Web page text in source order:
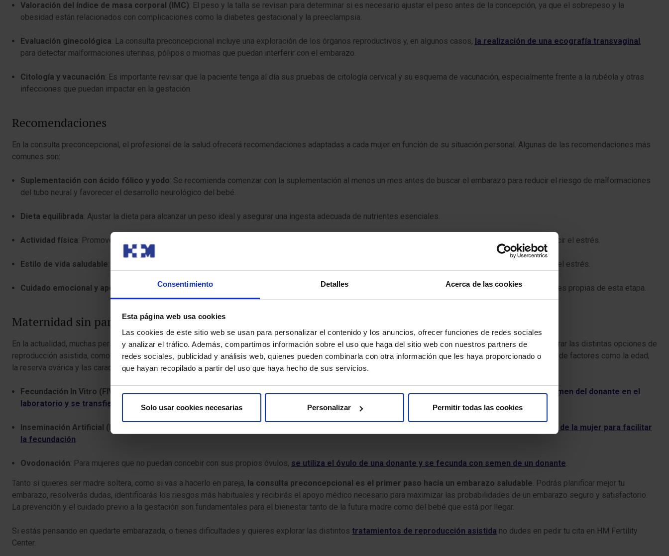
Consentimiento Detalles Acerca de las cookies
Esta página web usa cookies
Las cookies de este sitio web se usan para personalizar el contenido y los anuncios, ofrecer funciones de redes sociales
y analizar el tráfico. Además, compartimos información sobre el uso que haga del sitio web con nuestros partners de
redes sociales, publicidad y análisis web, quienes pueden combinarla con otra información que les haya proporcionado o
que hayan recopilado a partir del uso que haya hecho de sus servicios.
Solo usar cookies necesarias Personalizar Permitir todas las cookies
Valoración del índice de masa corporal (IMC): El peso y la talla se revisan para determinar si es necesario ajustar el peso antes de la concepción, ya que el sobrepeso y la
obesidad están relacionados con complicaciones como la diabetes gestacional y la preeclampsia.
Evaluación ginecológica: La consulta preconcepcional incluye una exploración de los órganos reproductivos y, en algunos casos, la realización de una ecografía transvaginal ,
para detectar malformaciones uterinas, pólipos o miomas que puedan interferir con el embarazo.
Citología y vacunación: Es importante revisar que la paciente tenga al día sus pruebas de citología cervical y su esquema de vacunación, especialmente frente a la rubéola y otras
infecciones que puedan impactar en la gestación.
Recomendaciones
En la consulta preconcepcional, el profesional de la salud ofrecerá recomendaciones adaptadas a cada mujer en función de su situación personal. Algunas de las recomendaciones más
comunes son:
Suplementación con ácido fólico y yodo: Se recomienda comenzar con la suplementación al menos un mes antes de buscar el embarazo para reducir el riesgo de malformaciones
del tubo neural y favorecer el desarrollo neurológico del bebé.
Dieta equilibrada: Ajustar la dieta para alcanzar un peso ideal y asegurar una ingesta adecuada de nutrientes esenciales.
Actividad física: Promover la práctica regular de ejercicio de bajo impacto como caminatas o yoga, que contribuyen a mantener un peso saludable y a reducir el estrés.
Estilo de vida saludable: Evitar el consumo de alcohol, tabaco y drogas. También es importante limitar el consumo de cafeína y gestionar adecuadamente el estrés.
Cuidado emocional y apoyo psicológico: Si es necesario, se recomendará la búsqueda de apoyo emocional para manejar la ansiedad y las preocupaciones propias de esta etapa.
Maternidad sin pareja
En la actualidad, muchas personas optan por ser madres sin pareja. En estos casos, la consulta preconcepcional también es fundamental, ya que permite valorar las distintas opciones de
reproducción asistida, como la fecundación in vitro o la inseminación artificial con semen de donante, o la ovodonación. La elección de una técnica dependerá de factores como la edad,
la reserva ovárica y las características de la paciente.
Fecundación In Vitro (FIV) : Indicada para mujeres de mayor edad o con baja reserva ovárica.Se extraen los óvulos de la mujer, se fertilizan con el semen del donante en el
laboratorio y se transfieren los embriones resultantes al útero
Inseminación Artificial (IA)
Consiste en introducir el semen del donante en el útero de la mujer para facilitar
la fecundación.
Ovodonación: Para mujeres que no puedan concebir con sus propios óvulos, se utiliza el óvulo de una donante y se fecunda con semen de un donante.
Tanto si quieres ser madre soltera, como si vas a hacerlo en pareja, la consulta preconcepcional es el primer paso hacia un embarazo saludable. Podrás planificar mejor tu
embarazo, resolverás dudas, identificarás los riesgos más habituales y recibirás el apoyo médico necesario para maximizar las probabilidades de un embarazo seguro y satisfactorio.
La prevención y el cuidado previo a la gestación son fundamentales para el bienestar tanto de la futura madre como del bebé que está por llegar.
Si estás pensando en quedarte embarazada, o tienes dificultades y quieres explorar las distintos tratamientos de reproducción asistida no dudes en pedir tu cita en HM Fertility
Center.